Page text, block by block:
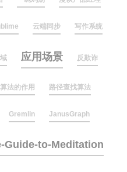
云端同步 写作系统
应用场景 反欺诈
法的作用 路径查找算法
Gremlin JanusGraph
Guide-to-Meditation